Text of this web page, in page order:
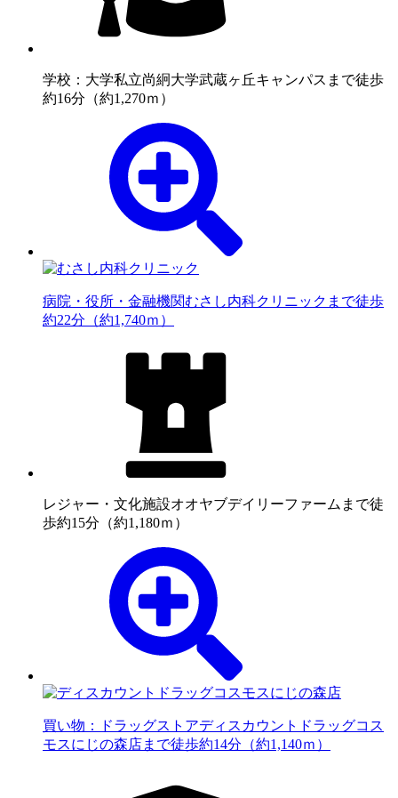
学校：大学私立尚絅大学武蔵ヶ丘キャンパスまで徒歩
約16分（約1,270ｍ）
病院・役所・金融機関むさし内科クリニックまで徒歩
約22分（約1,740ｍ）
レジャー・文化施設オオヤブデイリーファームまで徒
歩約15分（約1,180ｍ）
買い物：ドラッグストアディスカウントドラッグコス
モスにじの森店まで徒歩約14分（約1,140ｍ）